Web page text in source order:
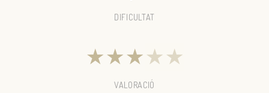
DIFICULTAT
★★★★★
VALORACIÓ